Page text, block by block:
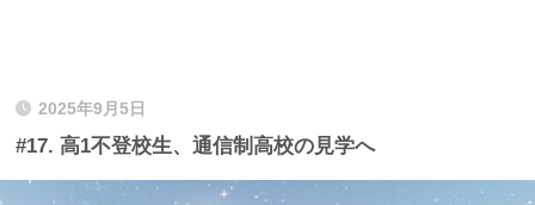
2025年9月5日
#17. 高1不登校生、通信制高校の見学へ